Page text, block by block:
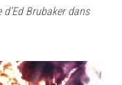
Brubaker dans